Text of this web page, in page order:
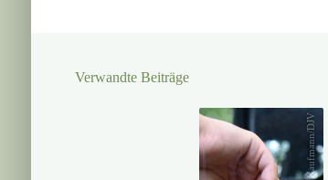
Verwandte Beiträge
Kaufmann/DJV